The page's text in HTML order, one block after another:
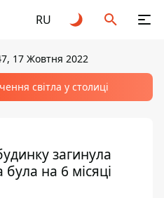
RU
17 Жовтня 2022
світла у столиці
загинула
на 6 місяці